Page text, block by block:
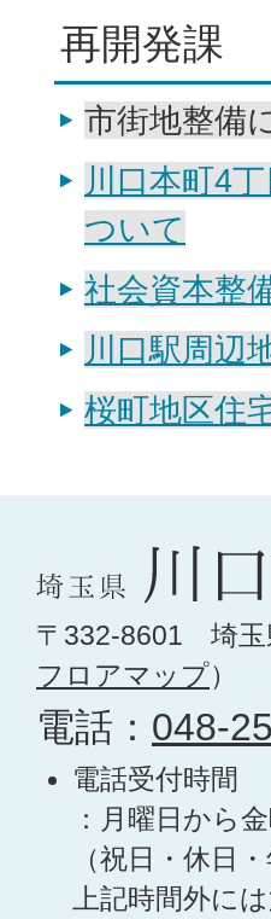
再開発課
市街地整備
川口本町4
ついて
社会資本整
川口駅周辺
桜町地区住
〒332-8601 埼玉
フロアマップ）
電話： 048-
電話受付時間
：月曜日から
（祝日・休日
上記時間外に